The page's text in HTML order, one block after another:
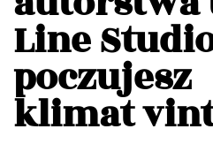
Line
poczujesz
klimat